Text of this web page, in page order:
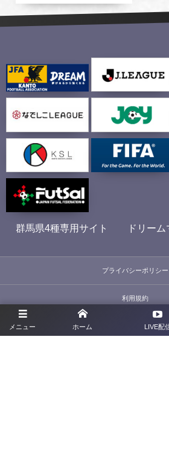
メニュー ホーム LIVE配
群馬県4種専用サイト ドリー
プライバシーポリシー
利用規約
お問合せ